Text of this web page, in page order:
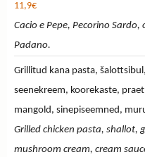
11,9€
Cacio e Pepe, Pecorino
Padano.
Grillitud kana pasta,
seenekreem, koorekaste,
mangold, sinepiseemned,
Grilled chicken pasta, shallot,
mushroom cream, cream